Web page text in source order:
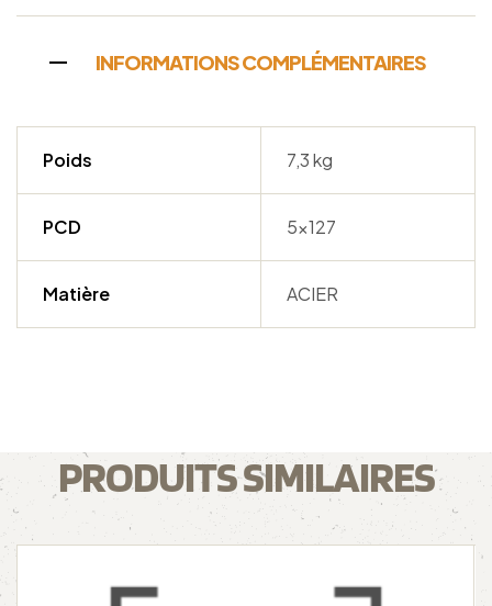
INFORMATIONS COMPLÉMENTAIRES
Poids 7,3 kg
PCD 5×127
Matière ACIER
PRODUITS SIMILAIRES